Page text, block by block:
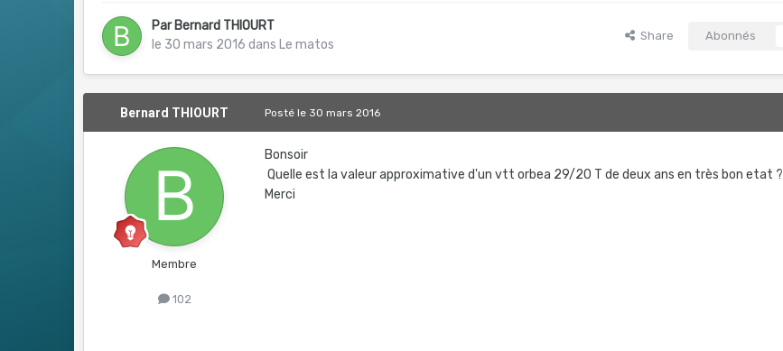
Par Bernard THIOURT
le 30 mars 2016 dans Le matos
Share Abonnés
Bernard THIOURT
Membre
102
Postéle 30 mars 2016
Bonsoir
Quelle est la valeur approximative d'un vtt orbea 29/20 T de deux ans en très bon etat ?
Merci